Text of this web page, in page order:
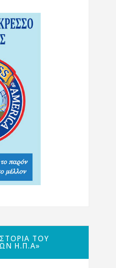
ΤΟΥ
Η.Π.Α»